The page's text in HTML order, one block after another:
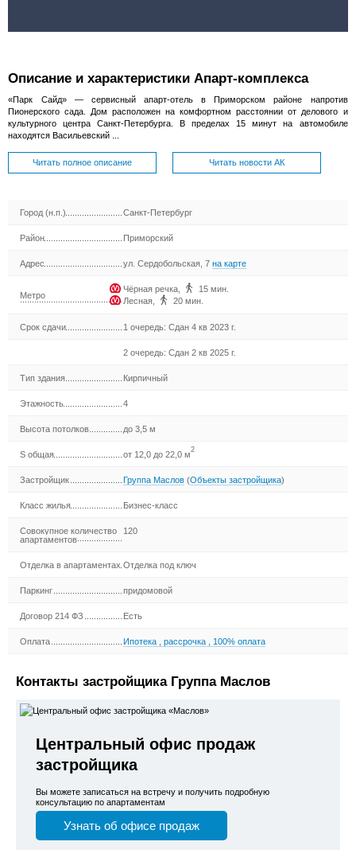
Описание и характеристики Апарт-комплекса
«Парк Сайд» — сервисный апарт-отель в Приморском районе напротив
Пионерского сада. Дом расположен на комфортном расстоянии от делового и
культурного центра Санкт-Петербурга. В пределах 15 минут на автомобиле
находятся Васильевский ...
Читать полное описание Читать новости АК
Город (н.п.) Санкт-Петербург
Район Приморский
Адрес ул. Сердобольская, 7на карте
Метро
Чёрная речка
15 мин.
Лесная, 20 мин.
Срок сдачи 1 очередь: Сдан 4 кв 2023 г.
2 очередь: Сдан 2 кв 2025 г.
Тип здания Кирпичный
Этажность 4
Высота потолков до 3,5 м
S общая от 12,0 до 22,0 м2
Застройщик Группа Маслов (Объекты застройщика)
Класс жилья Бизнес-класс
Совокупное количество
апартаментов
120
Отделка в апартаментах Отделка под ключ
Паркинг придомовой
Договор 214 ФЗ Есть
Оплата Ипотека ,рассрочка 100% оплата
Контакты застройщика Группа Маслов
Центральный офис продаж
застройщика
Вы можете записаться на встречу и получить подробную
консультацию по апартаментам
Узнать об офисе продаж